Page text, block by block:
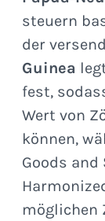
steuern
der
Guinea
fest,
Wert von
können,
Goods and
möglichen